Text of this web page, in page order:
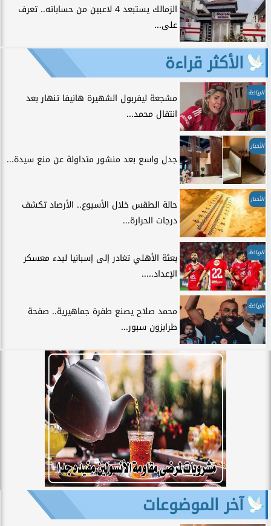
الزمالك يستبعد 4 لاعبين من حساباته.. تعرف
على...
الأكثر قراءة
الرياضة
مشجعة ليفربول الشهيرة هانيفا تنهار بعد
انتقال محمد...
الأخبار
جدل واسع بعد منشور متداولة عن منع سيدة...
الأخبار
حالة الطقس خلال الأسبوع.. الأرصاد تكشف
درجات الحرارة...
الرياضة
بعثة الأهلي تغادر إلى إسبانيا لبدء معسكر
الإعداد.....
الرياضة
محمد صلاح يصنع طفرة جماهيرية.. صفحة
طرابزون سبور...
آخر الموضوعات